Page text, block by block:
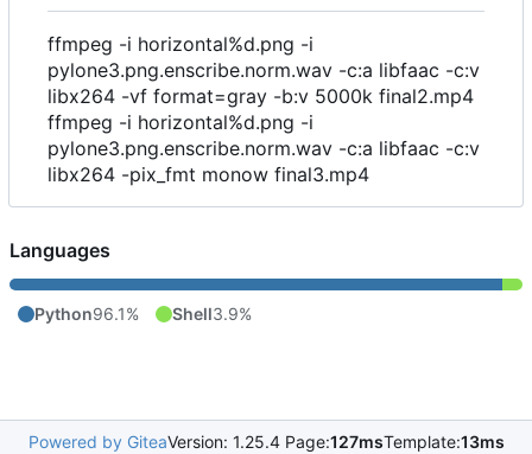
ffmpeg -i horizontal%d.png -i
pylone3.png.enscribe.norm.wav -c:a libfaac -c:v
libx264 -vf format=gray -b:v 5000k final2.mp4
ffmpeg -i horizontal%d.png -i
pylone3.png.enscribe.norm.wav -c:a libfaac -c:v
libx264 -pix_fmt monow final3.mp4
Languages
Python96.1% Shell3.9%
Powered by GiteaVersion: 1.25.4 Page:127msTemplate:13ms